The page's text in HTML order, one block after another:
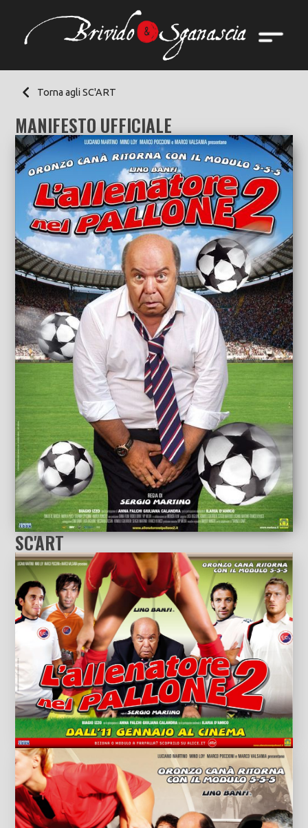
Torna agli SC'ART
MANIFESTO UFFICIALE
SC'ART